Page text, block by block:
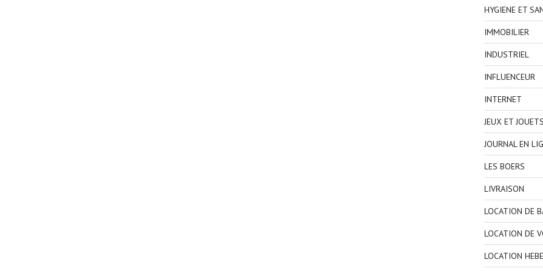
HYGIENE ET
IMMOBILIER
INDUSTRIEL
INFLUENCEUR
INTERNET
JEUX ET JOUETS
JOURNAL EN
LES BOERS
LIVRAISON
LOCATION DE
LOCATION DE
LOCATION